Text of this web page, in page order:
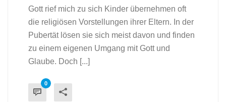
Gott rief mich zu sich Kinder übernehmen oft
die religiösen Vorstellungen ihrer Eltern. In der
Pubertät lösen sie sich meist davon und finden
zu einem eigenen Umgang mit Gott und
Glaube. Doch [...]
0